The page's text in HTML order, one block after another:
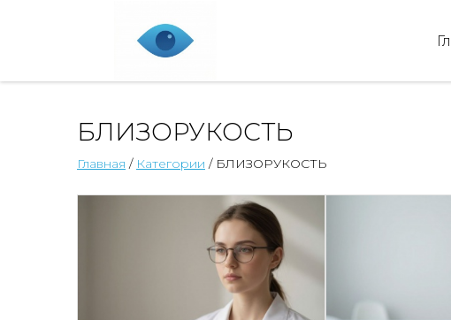
БЛИЗОРУКОСТЬ
Главная / Категории / БЛИЗОРУКОСТЬ